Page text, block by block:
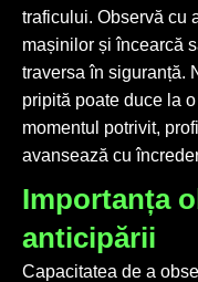
traficului. Observă cu
mașinilor și încearcă
traversa în siguranță.
pripită poate duce la
momentul potrivit,
avansează cu
Importanța
anticipării
Capacitatea de a